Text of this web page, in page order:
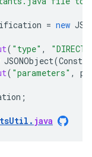
= new
( "type" , "DIRECT"
JSONObject(
( "parameters" ,
;
. java